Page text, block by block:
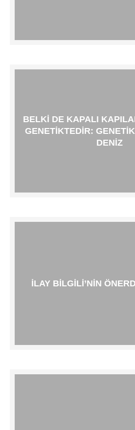
BELKI DE KAPALI
GENETIKTEDIR:
DENIZ
İLAY BILGILI’NIN